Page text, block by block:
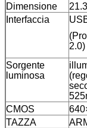
Dimensione
Interfaccia
2.0)
Sorgente
luminosa
CMOS
TAZZA